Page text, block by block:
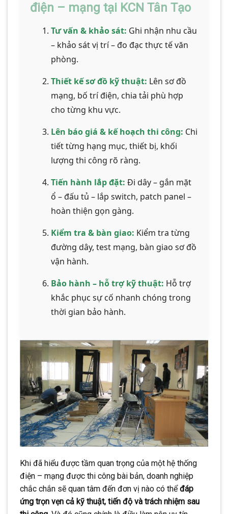
điện – mạng tại KCN Tân Tạo
Tư vấn & khảo sát: Ghi nhận nhu cầu
– khảo sát vị trí – đo đạc thực tế văn
phòng.
Thiết kế sơ đồ kỹ thuật: Lên sơ đồ
mạng, bố trí điện, chia tải phù hợp
cho từng khu vực.
Lên báo giá & kế hoạch thi công: Chi
tiết từng hạng mục, thiết bị, khối
lượng thi công rõ ràng.
Tiến hành lắp đặt: Đi dây – gắn mặt
ổ – đấu tủ – lắp switch, patch panel –
hoàn thiện gọn gàng.
Kiểm tra & bàn giao: Kiểm tra từng
đường dây, test mạng, bàn giao sơ đồ
vận hành.
Bảo hành – hỗ trợ kỹ thuật: Hỗ trợ
khắc phục sự cố nhanh chóng trong
thời gian bảo hành.
Khi đã hiểu được tầm quan trọng của một hệ thống
điện – mạng được thi công bài bản, doanh nghiệp
chắc chắn sẽ quan tâm đến đơn vị nào có thểđáp
ứng trọn vẹn cả kỹ thuật, tiến độ và trách nhiệm sau